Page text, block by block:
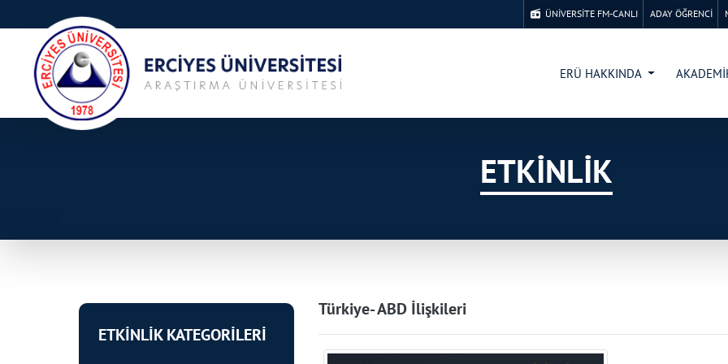
ÜNİVERSİTE FM-CANLI ADAY ÖĞRENCİ
ERÜ HAKKINDA
ETKİNLİK
ETKİNLİK KATEGORİLERİ
Türkiye- ABD İlişkileri